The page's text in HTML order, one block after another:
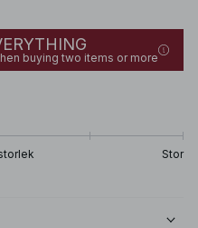
buying two items or more
Stor